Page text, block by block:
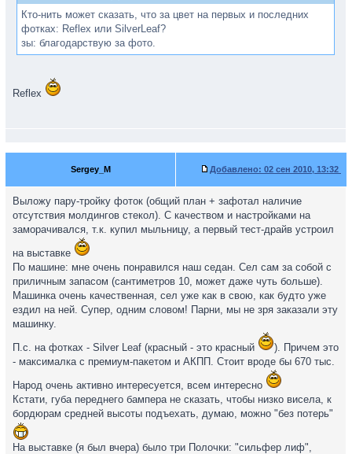
Кто-нить может сказать, что за цвет на первых и последних
фотках: Reflex или SilverLeaf?
зы: благодарствую за фото.
Reflex
Sergey_M Добавлено: 02 сен 2010, 13:32
Выложу пару-тройку фоток (общий план + зафотал наличие
отсутствия молдингов стекол). С качеством и настройками на
заморачивался, т.к. купил мыльницу, а первый тест-драйв устроил
на выставке
По машине: мне очень понравился наш седан. Сел сам за собой с
приличным запасом (сантиметров 10, может даже чуть больше).
Машинка очень качественная, сел уже как в свою, как будто уже
ездил на ней. Супер, одним словом! Парни, мы не зря заказали эту
машинку.
П.с. на фотках - Silver Leaf (красный - это красный
). Причем это
- максималка с премиум-пакетом и АКПП. Стоит вроде бы 670 тыс.
Народ очень активно интересуется, всем интересно
Кстати, губа переднего бампера не сказать, чтобы низко висела, к
бордюрам средней высоты подъехать, думаю, можно "без потерь"
На выставке (я был вчера) было три Полочки: "сильфер лиф",